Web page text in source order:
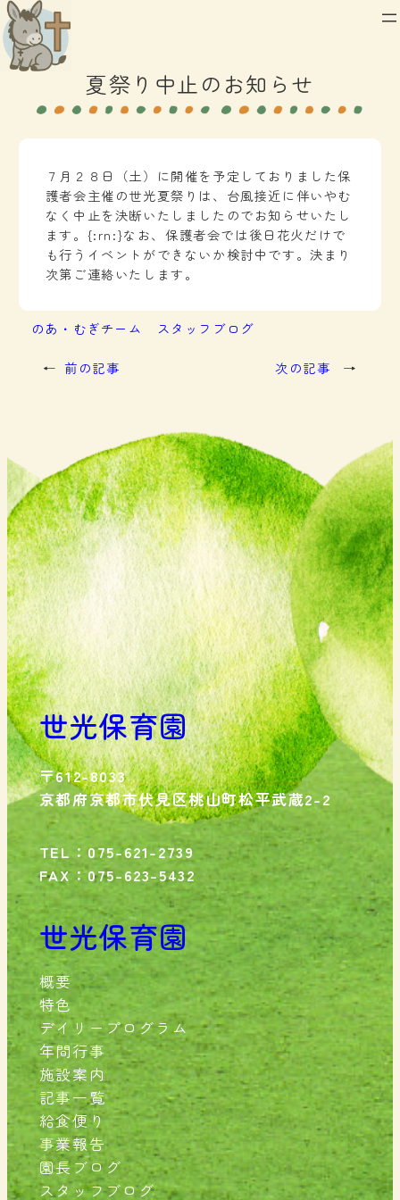
内
容
を
夏祭り中止のお知らせ
７月２８日（土）に開催を予定しておりました保
護者会主催の世光夏祭りは、台風接近に伴いやむ
なく中止を決断いたしましたのでお知らせいたし
ます。{:rn:}なお、保護者会では後日花火だけで
も行うイベントができないか検討中です。決まり
次第ご連絡いたします。
のあ・むぎチーム スタッフブログ
← 前の記事 次の記事 →
世光保育園
〒612-8033
京都府京都市伏見区桃山町松平武蔵2-2
TEL：075-621-2739
FAX：075-623-5432
世光保育園
概要
特色
デイリープログラム
年間行事
施設案内
記事一覧
給食便り
事業報告
園長ブログ
スタッフブログ